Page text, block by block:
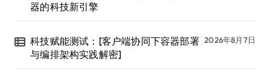
器的科技新引擎
科技赋能测试：[客户端协同下容器部署
与编排架构实践解密]
2026年8月7日